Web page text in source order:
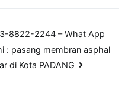
8822-2244 – What App
: pasang membran asphal
di Kota PADANG